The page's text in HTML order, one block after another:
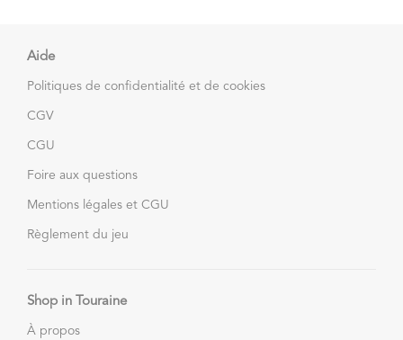
Aide
Politiques de confidentialité et de cookies
CGV
CGU
Foire aux questions
Mentions légales et CGU
Règlement du jeu
Shop in Touraine
À propos